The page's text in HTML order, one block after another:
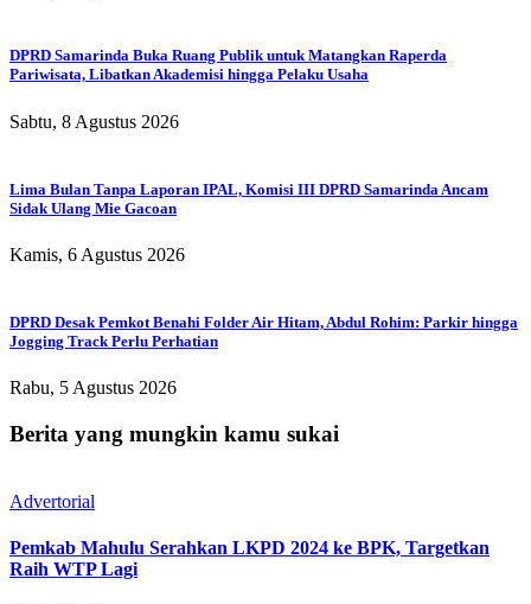
DPRD Samarinda Buka Ruang Publik untuk Matangkan Raperda
Pariwisata, Libatkan Akademisi hingga Pelaku Usaha
Sabtu, 8 Agustus 2026
Lima Bulan Tanpa Laporan IPAL, Komisi III DPRD Samarinda Ancam
Sidak Ulang Mie Gacoan
Kamis, 6 Agustus 2026
DPRD Desak Pemkot Benahi Folder Air Hitam, Abdul Rohim: Parkir hingga
Jogging Track Perlu Perhatian
Rabu, 5 Agustus 2026
Berita yang mungkin kamu sukai
Advertorial
Pemkab Mahulu Serahkan LKPD 2024 ke BPK, Targetkan
Raih WTP Lagi